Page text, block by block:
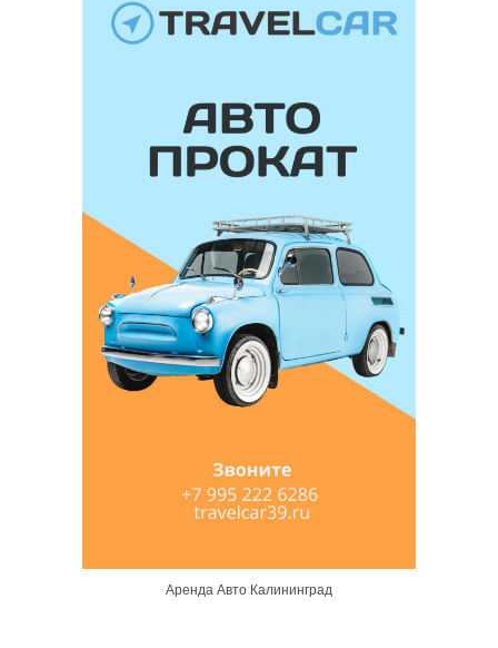
Аренда Авто Калининград